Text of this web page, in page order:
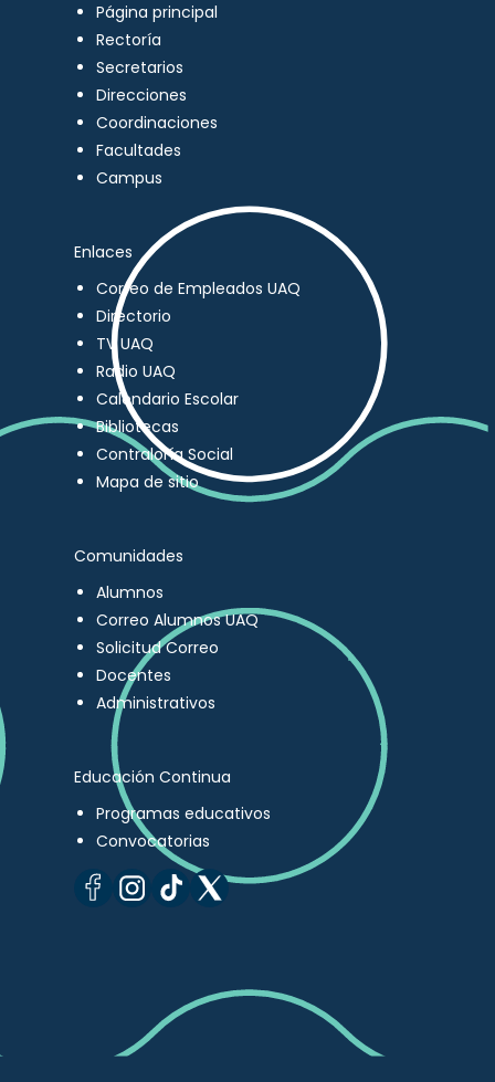
Página principal
Rectoría
Secretarios
Direcciones
Coordinaciones
Facultades
Campus
Enlaces
Correo de Empleados UAQ
Directorio
TV UAQ
Radio UAQ
Calendario Escolar
Bibliotecas
Contraloría Social
Mapa de sitio
Comunidades
Alumnos
Correo Alumnos UAQ
Solicitud Correo
Docentes
Administrativos
Educación Continua
Programas educativos
Convocatorias